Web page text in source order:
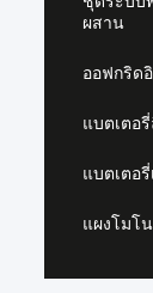
ผสาน
ออฟกริด
แบตเตอ
แบตเตอรี่
แผงโมโ